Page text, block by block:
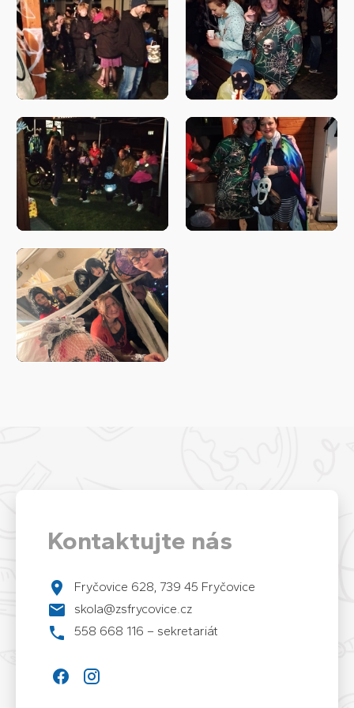
Kontaktujte nás
Fryčovice 628, 739 45 Fryčovice
skola@zsfrycovice.cz
558 668 116 – sekretariát